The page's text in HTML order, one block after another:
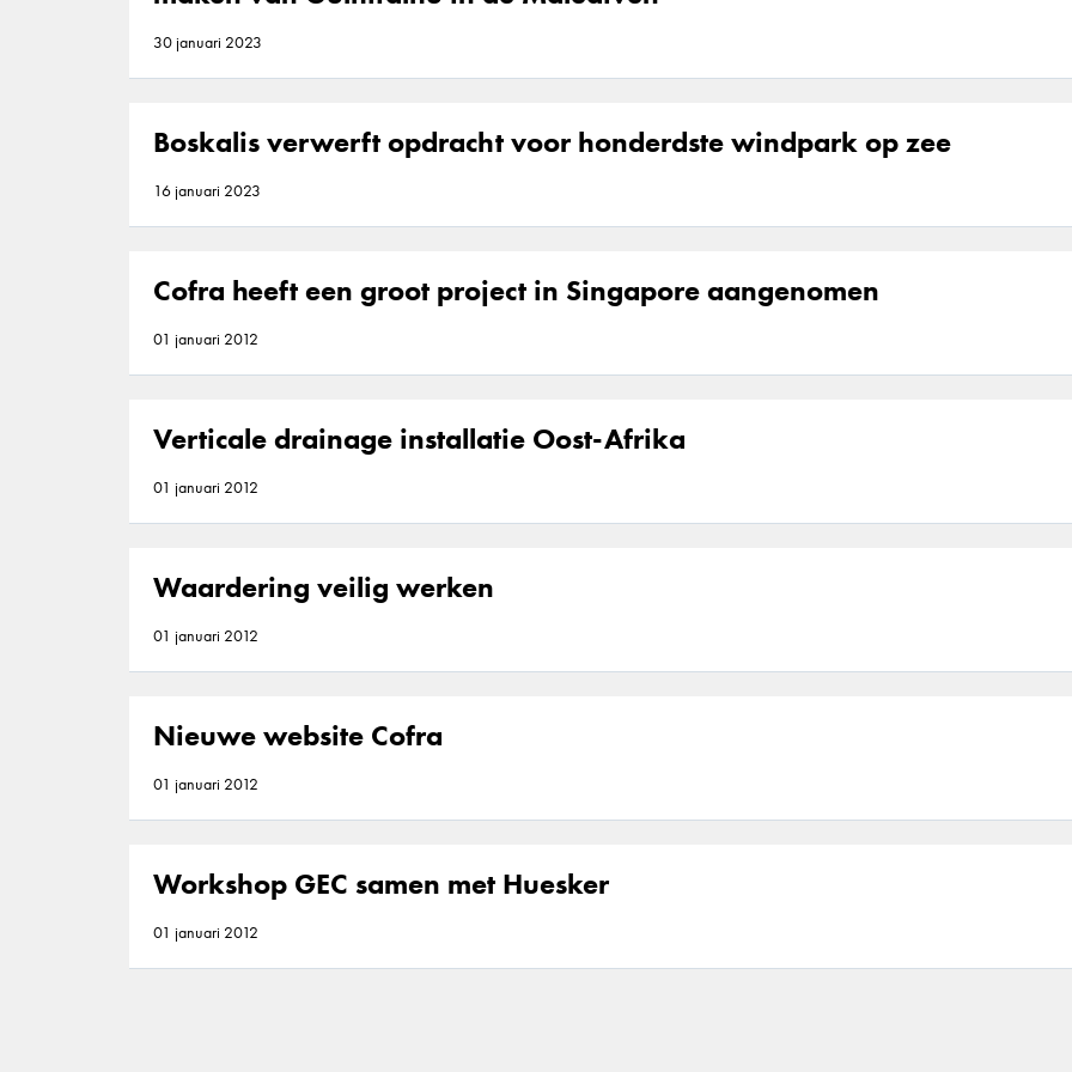
30 januari 2023
Boskalis verwerft opdracht voor honderdste windpark op zee
16 januari 2023
Cofra heeft een groot project in Singapore aangenomen
01 januari 2012
Verticale drainage installatie Oost-Afrika
01 januari 2012
Waardering veilig werken
01 januari 2012
Nieuwe website Cofra
01 januari 2012
Workshop GEC samen met Huesker
01 januari 2012